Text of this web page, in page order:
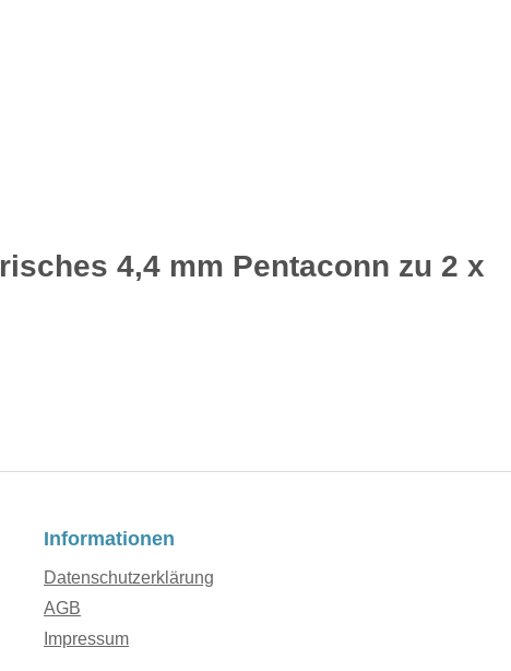
4,4 mm Pentaconn zu 2 x
Informationen
Datenschutzerklärung
AGB
Impressum